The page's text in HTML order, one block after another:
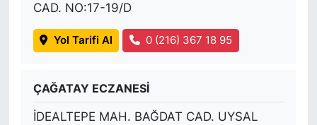
CAD. NO:17-19/D
Yol Tarifi Al 0 (216) 367 18 95
ÇAĞATAY ECZANESİ
İDEALTEPE MAH. BAĞDAT CAD. UYSAL